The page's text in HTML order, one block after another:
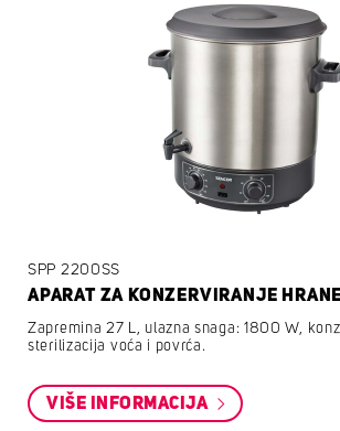
SPP 2200SS
APARAT ZA KONZERVIRANJE HRANE
Zapremina 27 L, ulazna snaga: 1800 W,
sterilizacija voća i povrća.
VIŠE INFORMACIJA